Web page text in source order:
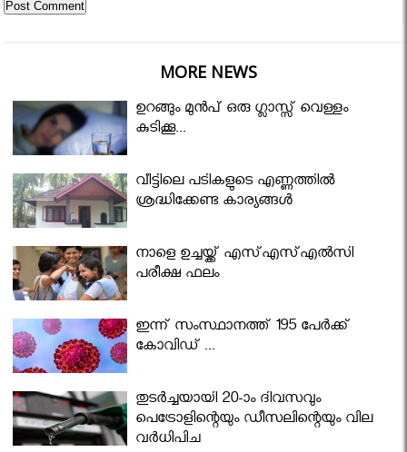
MORE NEWS
ഉറങ്ങും മുന്‍പ് ഒരു ഗ്ലാസ്സ് വെള്ളം
കുടിക്കൂ...
വീട്ടിലെ പടികളുടെ എണ്ണത്തിൽ
ശ്രദ്ധിക്കേണ്ട കാര്യങ്ങൾ
നാളെ ഉച്ചയ്ക്ക് എസ്എസ്എല്‍സി
പരീക്ഷ ഫലം
ഇന്ന് സംസ്ഥാനത്ത് 195 പേര്‍ക്ക്
കോവിഡ് ...
തുടർച്ചയായി 20-ാം ദിവസവും
പെട്രോളിന്റെയും ഡീസലിന്റെയും വില
വര്‍ധിപ്പിച്ചു